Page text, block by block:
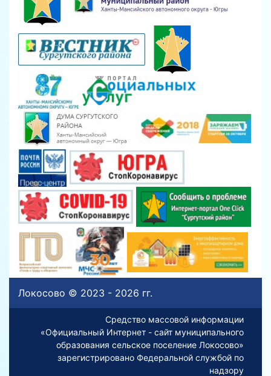
Локосово © 2023 - 2026 гг.
Средство массовой информации
«Официальный Интернет - сайт муниципального
образования сельское поселение Локосово»
зарегистрировано Федеральной службой по
надзору